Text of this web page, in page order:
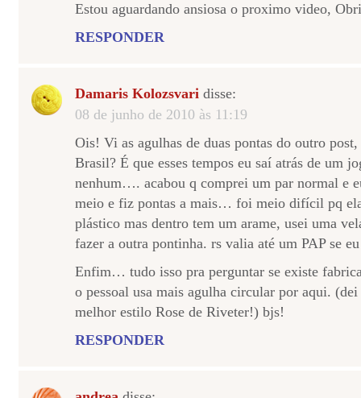
Estou aguardando ansiosa o proximo video,
RESPONDER
Damaris Kolozsvari disse:
08 de junho de 2010 às 11:19
Ois! Vi as agulhas de duas pontas do outro
Brasil? É que esses tempos eu saí atrás de um
nenhum…. acabou q comprei um par normal e
meio e fiz pontas a mais… foi meio difícil pq
plástico mas dentro tem um arame, usei uma
fazer a outra pontinha. rs valia até um PAP se
Enfim… tudo isso pra perguntar se existe
o pessoal usa mais agulha circular por aqui.
melhor estilo Rose de Riveter!) bjs!
RESPONDER